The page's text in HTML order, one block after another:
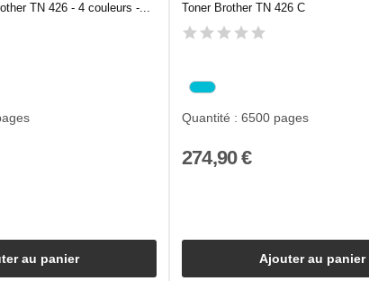
TN 426 - 4 couleurs -...
au panier
Toner Brother TN 426 C
Quantité : 6500 pages
274,90 €
Ajouter au panier